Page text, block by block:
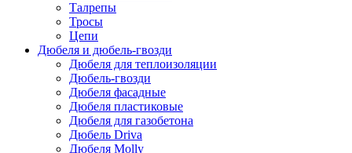
Талрепы
Тросы
Цепи
Дюбеля и дюбель-гвозди
Дюбеля для теплоизоляции
Дюбель-гвозди
Дюбеля фасадные
Дюбеля пластиковые
Дюбеля для газобетона
Дюбель Driva
Дюбеля Molly